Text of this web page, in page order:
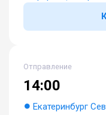
Отправление
14:00
Екатеринбург